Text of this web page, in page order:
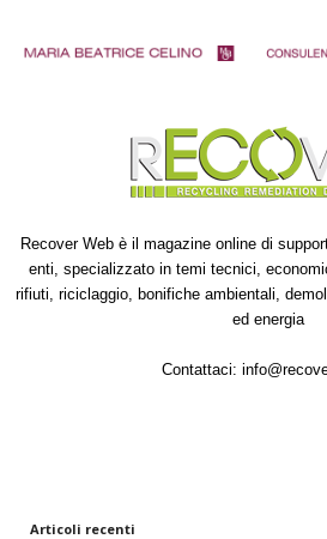
Recover Web è il magazine online di
enti, specializzato in temi tecnici,
rifiuti, riciclaggio, bonifiche ambientali,
ed energia
Contattaci:
Articoli recenti